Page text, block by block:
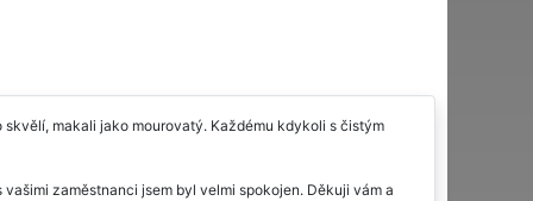
makali jako mourovatý. Každému kdykoli s čistým
zaměstnanci jsem byl velmi spokojen. Děkuji vám a